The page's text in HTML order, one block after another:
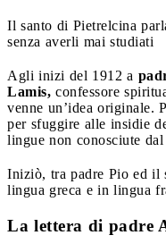
Il santo di Pietrelcina
senza averli mai studiati
Agli inizi del 1912 a
Lamis, confessore
venne un’idea originale.
per sfuggire alle insidie
lingue non conosciute
Iniziò, tra padre Pio ed il
lingua greca e in lingua
La lettera di padre